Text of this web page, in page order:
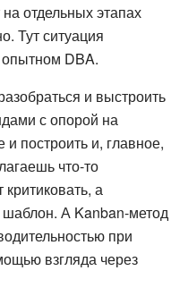
отдельных этапах
Тут ситуация
опытном DBA.
и выстроить
с опорой на
построить и, главное,
что-то
а
А Kanban-метод
при
взгляда через